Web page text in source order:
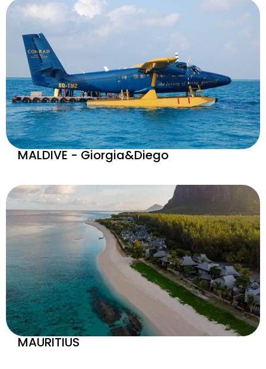
MALDIVE - Giorgia&Diego
MAURITIUS